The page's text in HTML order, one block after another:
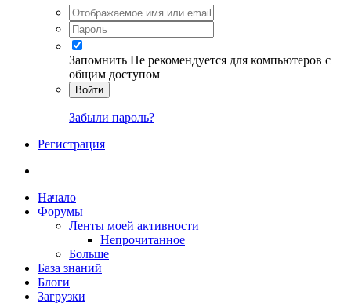
Запомнить Не рекомендуется для компьютеров с
общим доступом
Войти
Забыли пароль?
Регистрация
Начало
Форумы
Ленты моей активности
Непрочитанное
Больше
База знаний
Блоги
Загрузки